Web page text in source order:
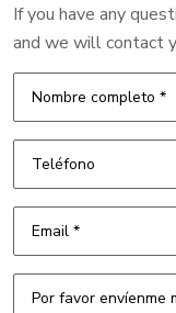
If you have any
and we will contact